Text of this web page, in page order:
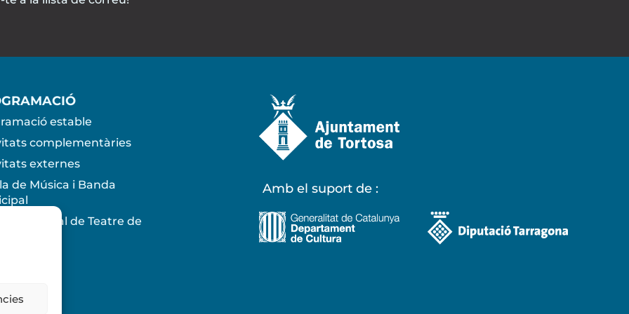
estable
complementàries
externes
de Música i Banda
Municipal de Teatre de
Amb el suport de :